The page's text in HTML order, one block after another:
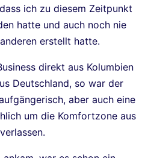
ich zu diesem Zeitpunkt
hatte und auch noch nie
erstellt hatte.
direkt aus Kolumbien
Deutschland, so war der
aber auch eine
um die Komfortzone aus